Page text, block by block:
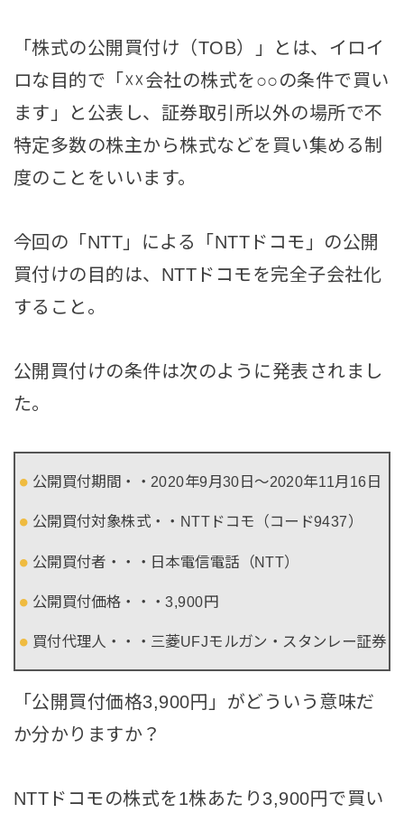
「株式の公開買付け（TOB）」とは、イロイ
ロな目的で「☓☓会社の株式を○○の条件で買い
ます」と公表し、証券取引所以外の場所で不
特定多数の株主から株式などを買い集める制
度のことをいいます。
今回の「NTT」による「NTTドコモ」の公開
買付けの目的は、NTTドコモを完全子会社化
すること。
公開買付けの条件は次のように発表されまし
た。
公開買付期間・・2020年9月30日～2020年11月16日
公開買付対象株式・・NTTドコモ（コード9437）
公開買付者・・・日本電信電話（NTT）
公開買付価格・・・3,900円
買付代理人・・・三菱UFJモルガン・スタンレー証券
「公開買付価格3,900円」がどういう意味だ
か分かりますか？
NTTドコモの株式を1株あたり3,900円で買い